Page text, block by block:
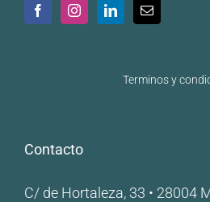
Terminos y
Contacto
C/ de Hortaleza, 33 • 28004